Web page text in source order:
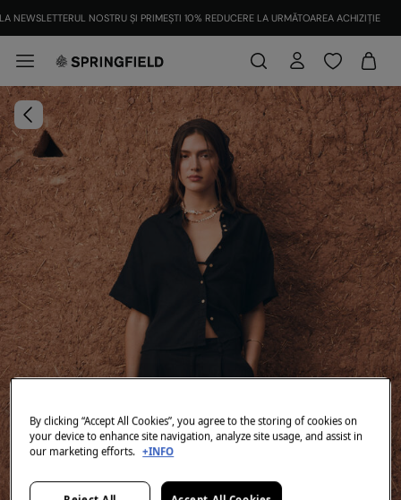
NEWSLETTERUL NOSTRU ȘI PRIMEȘTI 10% REDUCERE LA URMĂTOAREA ACHIZIȚIE
By clicking “Accept All Cookies”, you agree to the storing of cookies on
your device to enhance site navigation, analyze site usage, and assist in
our marketing efforts. +INFO